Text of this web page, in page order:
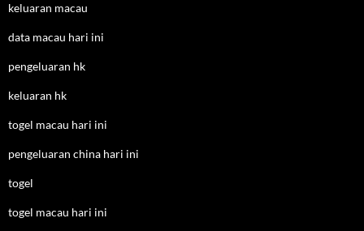
keluaran macau
data macau hari ini
pengeluaran hk
keluaran hk
togel macau hari ini
pengeluaran china hari ini
togel
togel macau hari ini